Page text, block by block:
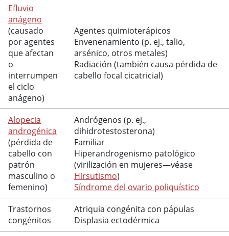
Efluvio
anágeno
(causado
por agentes
que afectan
o
interrumpen
el ciclo
anágeno)
Agentes quimioterápicos
Envenenamiento (p. ej., talio,
arsénico, otros metales)
Radiación (también causa pérdida de
cabello focal cicatricial)
Alopecia
androgénica
(pérdida de
cabello con
patrón
masculino o
femenino)
Andrógenos (p. ej.,
dihidrotestosterona)
Familiar
Hiperandrogenismo patológico
(virilización en mujeres—véase
Hirsutismo)
Síndrome del ovario poliquístico
Trastornos
congénitos
Atriquia congénita con pápulas
Displasia ectodérmica